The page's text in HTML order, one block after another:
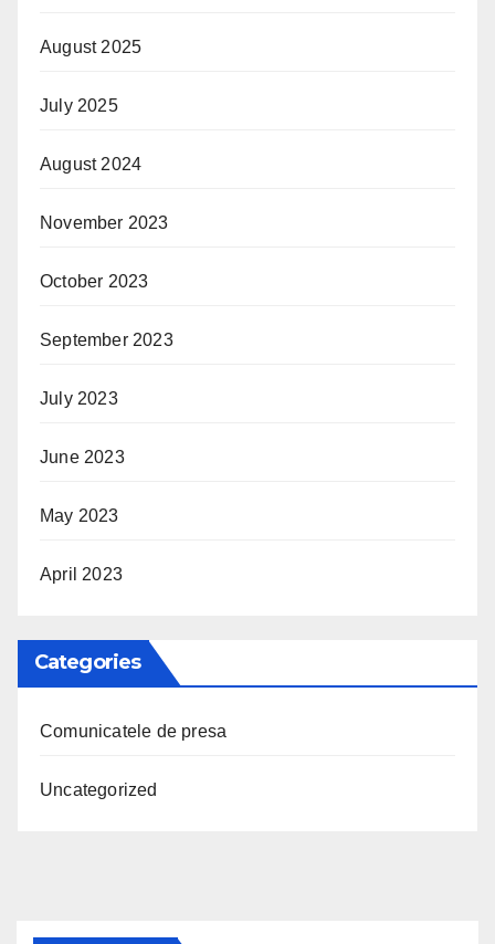
August 2025
July 2025
August 2024
November 2023
October 2023
September 2023
July 2023
June 2023
May 2023
April 2023
Categories
Comunicatele de presa
Uncategorized